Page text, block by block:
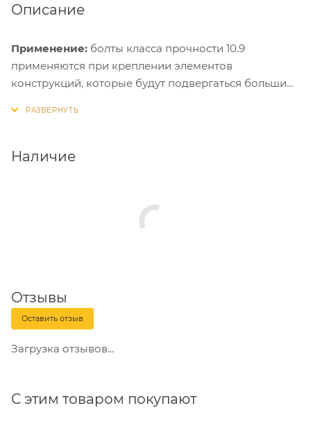
Описание
Применение: болты класса прочности 10.9
применяются при креплении элементов
конструкций, которые будут подвергаться большим
Наличие
Отзывы
Оставить отзыв
Загрузка отзывов...
С этим товаром покупают